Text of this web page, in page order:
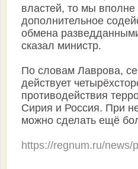
властей, то мы вполне
дополнительное
обмена
сказал министр.
По словам Лаврова,
действует
противодействия
Сирия и Россия. При
можно сделать ещё
https://regnum.ru/news/